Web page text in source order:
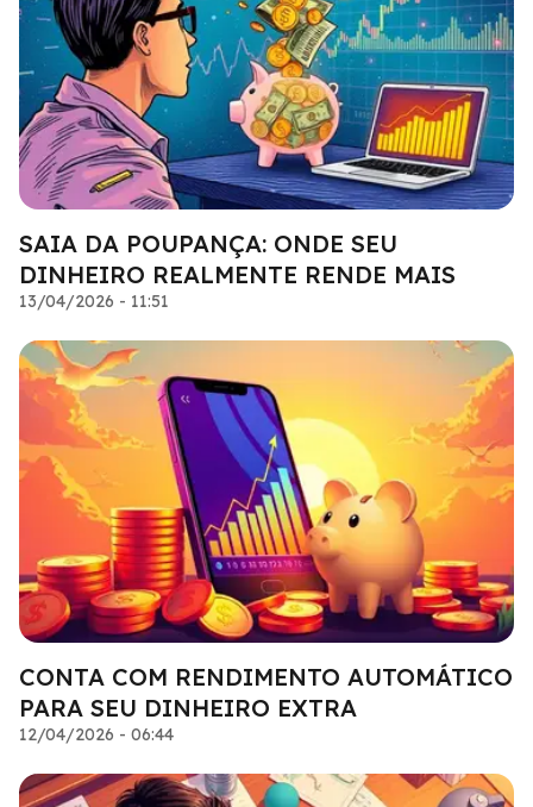
SAIA DA POUPANÇA: ONDE SEU
DINHEIRO REALMENTE RENDE MAIS
13/04/2026 - 11:51
CONTA COM RENDIMENTO AUTOMÁTICO
PARA SEU DINHEIRO EXTRA
12/04/2026 - 06:44